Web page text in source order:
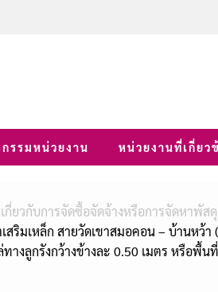
รรมหน่วยงาน หน่วยงานที่เกี่ยว
กี่ยวกับการจัดซื้อจัดจ้างหรือการจัดหาพัสดุ
ริมเหล็ก สายวัดเขาสมอคอน – บ้านห
างลูกรังกว้างข้างละ 0.50 เมตร หรือ